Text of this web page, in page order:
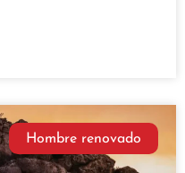
Hombre renovado